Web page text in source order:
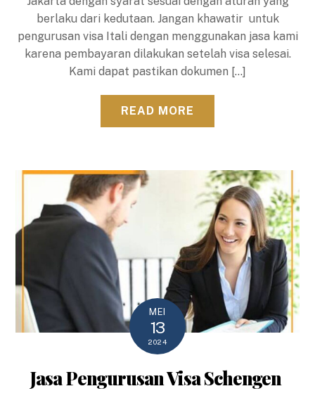
berlaku dari kedutaan. Jangan khawatir untuk
pengurusan visa Itali dengan menggunakan jasa kami
karena pembayaran dilakukan setelah visa selesai.
Kami dapat pastikan dokumen […]
READ MORE
MEI
13
2024
Jasa Pengurusan Visa Schengen